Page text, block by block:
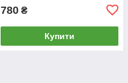
780 ₴
Купити